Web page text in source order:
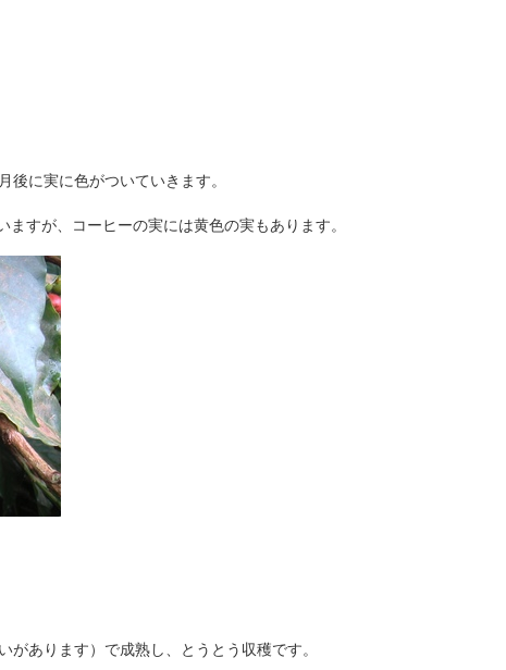
に実に色がついていきます。
すが、コーヒーの実には黄色の実もあります。
あります）で成熟し、とうとう収穫です。